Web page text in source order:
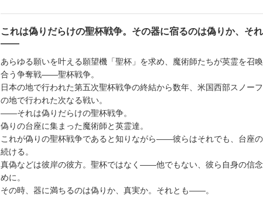
これは偽りだらけの聖杯戦争。その器に宿るのは偽りか、そ
――
あらゆる願いを叶える願望機「聖杯」を求め、魔術師たちが英霊を召
合う争奪戦――聖杯戦争。
日本の地で行われた第五次聖杯戦争の終結から数年、米国西部スノー
の地で行われた次なる戦い。
――それは偽りだらけの聖杯戦争。
偽りの台座に集まった魔術師と英霊達。
これが偽りの聖杯戦争であると知りながら――彼らはそれでも、台座の
続ける。
真偽などは彼岸の彼方。聖杯ではなく――他でもない、彼ら自身の信
めに。
その時、器に満ちるのは偽りか、真実か。それとも――。